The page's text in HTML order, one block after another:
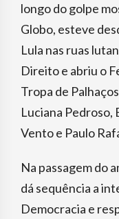
longo do golpe
Globo, esteve
Lula nas ruas
Direito e abriu o
Tropa de
Luciana Pedroso,
Vento e Paulo
Na passagem do
dá sequência a
Democracia e